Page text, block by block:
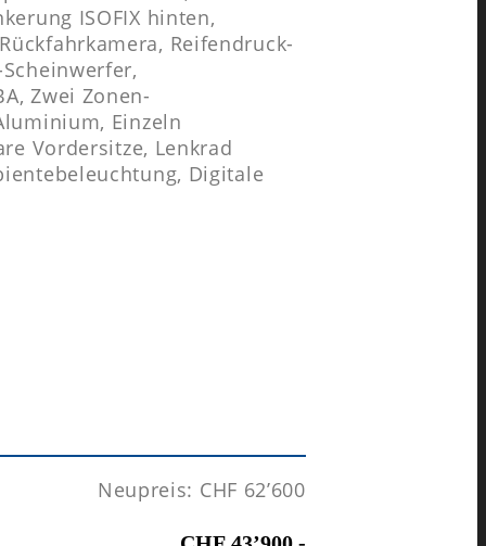
ISOFIX hinten,
Reifendruck-
Zwei Zonen-
Einzeln
Vordersitze, Lenkrad
Digitale
Neupreis: CHF 62’600